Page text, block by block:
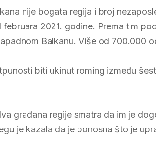
nije bogata regija i broj
2021. godine. Prema tim
Balkanu. Više od 700.000
biti ukinut roming između
građana regije smatra da im je
je kazala da je ponosna što je